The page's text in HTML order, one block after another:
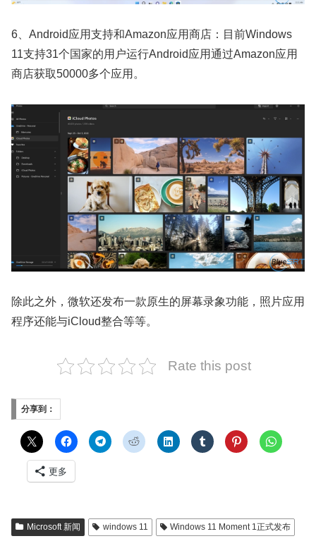
6、Android应用支持和Amazon应用商店：目前Windows
11支持31个国家的用户运行Android应用通过Amazon应用
商店获取50000多个应用。
除此之外，微软还发布一款原生的屏幕录象功能，照片应用
程序还能与iCloud整合等等。
Rate this post
分享到：
更多
Microsoft 新闻 windows 11 Windows 11 Moment 1正式发布